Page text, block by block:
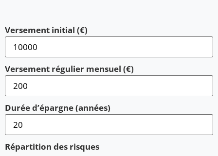
Versement initial (€)
Versement régulier mensuel (€)
Durée d’épargne (années)
Répartition des risques